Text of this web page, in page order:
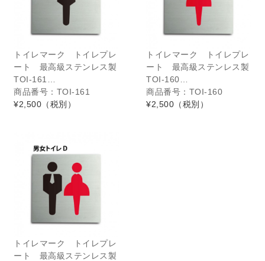
トイレマーク トイレプレ
ート 最高級ステンレス製
TOI-161…
商品番号：TOI-161
¥2,500 （税別）
トイレマーク トイレプレ
ート 最高級ステンレス製
TOI-160…
商品番号：TOI-160
¥2,500 （税別）
トイレマーク トイレプレ
ート 最高級ステンレス製